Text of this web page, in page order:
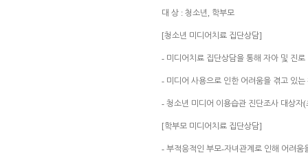
대 상 : 청소년, 학부모
[청소년 미디어치료 집단상담]
- 미디어치료 집단상담을 통해 자아 및 진
- 미디어 사용으로 인한 어려움을 겪고 있는
- 청소년 미디어 이용습관 진단조사 대상자(
[학부모 미디어치료 집단상담]
- 부적응적인 부모-자녀관계로 인해 어려움